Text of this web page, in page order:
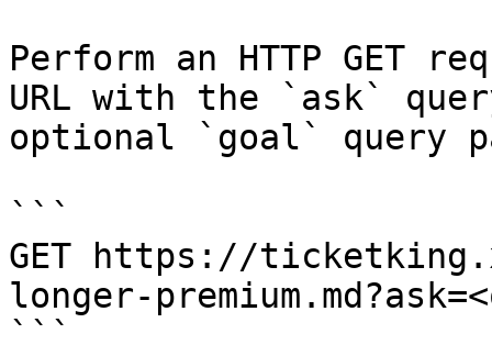
Perform an HTTP GET
URL with the `ask`
optional `goal` query
```
GET https://
longer-
```